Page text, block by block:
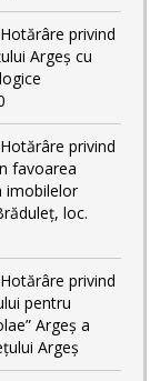
privind
Argeş cu
privind
favoarea
imobilelor
loc.
privind
pentru
Argeș a
Argeș